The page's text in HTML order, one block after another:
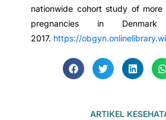
nationwide cohort study of
pregnancies in
2017. https://
ARTIKEL